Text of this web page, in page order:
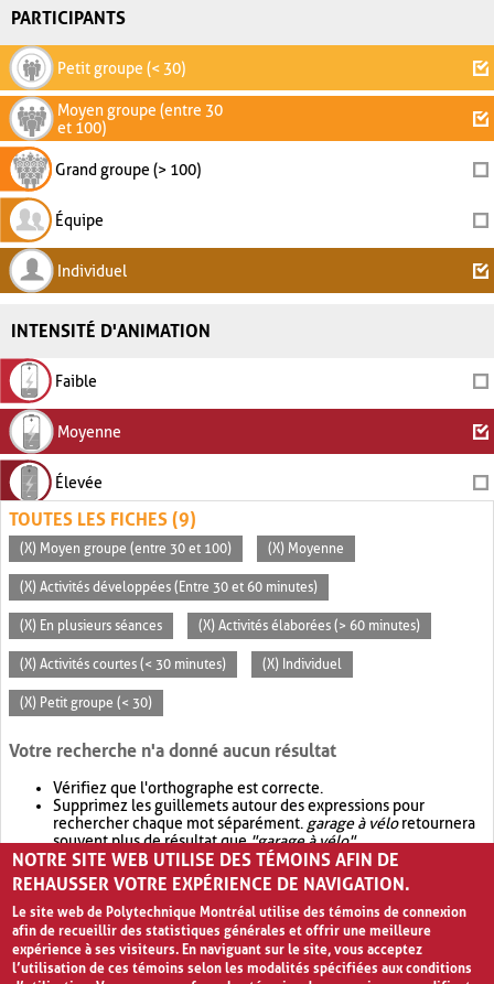
PARTICIPANTS
Petit groupe (< 30)
Moyen groupe (entre 30
et 100)
Grand groupe (> 100)
Équipe
Individuel
INTENSITÉ D'ANIMATION
Faible
Moyenne
Élevée
TOUTES LES FICHES (9)
(X) Moyen groupe (entre 30 et 100) (X) Moyenne
(X) Activités développées (Entre 30 et 60 minutes)
(X) En plusieurs séances (X) Activités élaborées (> 60 minutes)
(X) Activités courtes (< 30 minutes) (X) Individuel
(X) Petit groupe (< 30)
Votre recherche n'a donné aucun résultat
Vérifiez que l'orthographe est correcte.
Supprimez les guillemets autour des expressions pour
rechercher chaque mot séparément. garage à véloretournera
souvent plus de résultat que"garage à vélo".
Envisagez d'élargir votre recherche avec OR.garage OR vélo
retournera souvent plus de résultat quegarage à vélo
NOTRE SITE WEB UTILISE DES TÉMOINS AFIN DE
REHAUSSER VOTRE EXPÉRIENCE DE NAVIGATION.
Le site web de Polytechnique Montréal utilise des témoins de connexion
afin de recueillir des statistiques générales et offrir une meilleure
expérience à ses visiteurs. En naviguant sur le site, vous acceptez
l’utilisation de ces témoins selon les modalités spécifiées aux conditions